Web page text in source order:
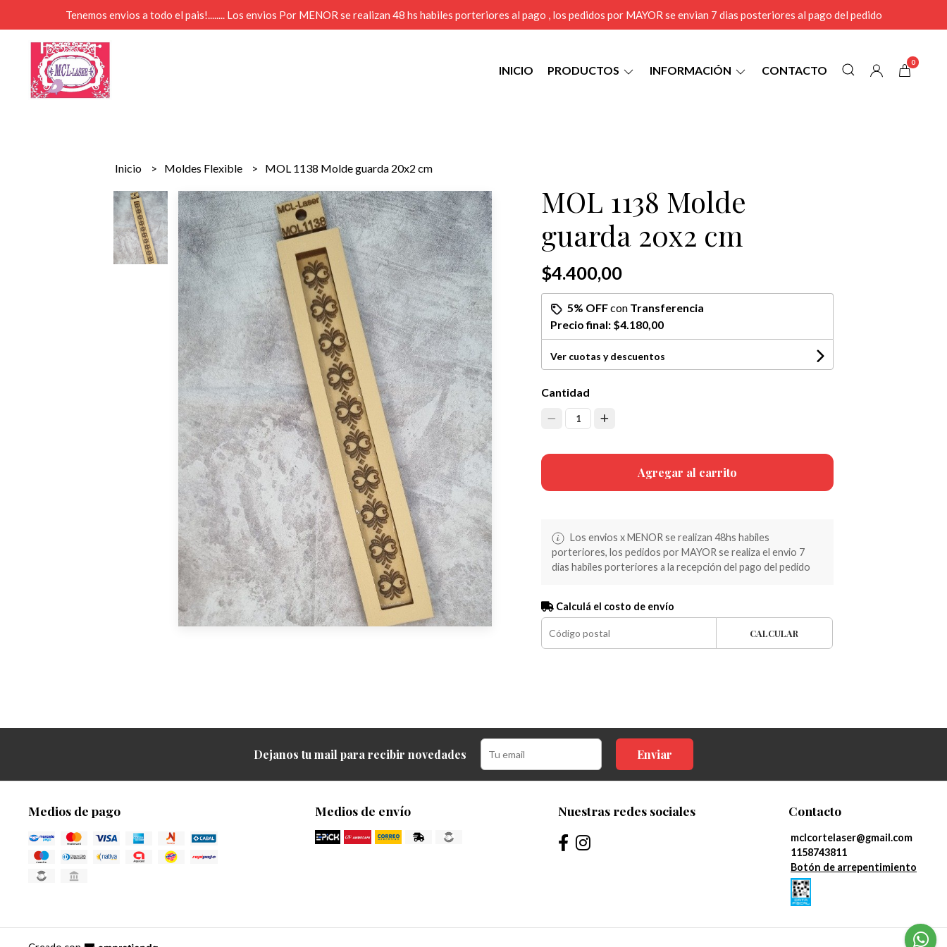
Tenemos envios a todo el pais!........ Los envios Por MENOR se realizan 48 hs habiles porteriores al pago , los pedidos por MAYOR se envian 7 dias posteriores al pago del pedido
INICIO PRODUCTOS INFORMACIÓN CONTACTO
0
Inicio Moldes Flexible MOL 1138 Molde guarda 20x2 cm
MOL 1138 Molde
guarda 20x2 cm
$4.400,00
5% OFFcon Transferencia
Precio final: $4.180,00
Ver cuotas y descuentos
Cantidad
1
Agregar al carrito
Los envios x MENOR se realizan 48hs habiles
porteriores, los pedidos por MAYOR se realiza el envio 7
dias habiles porteriores a la recepción del pago del pedido
Calculá el costo de envío
CALCULAR
Dejanos tu mail para recibir novedades Enviar
Medios de pago Medios de envío Nuestras redes sociales Contacto
mclcortelaser@gmail.com
1158743811
Botón de arrepentimiento